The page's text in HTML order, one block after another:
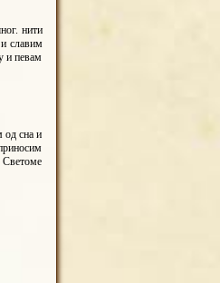
нити
славим
и певам
од сна и
Светоме